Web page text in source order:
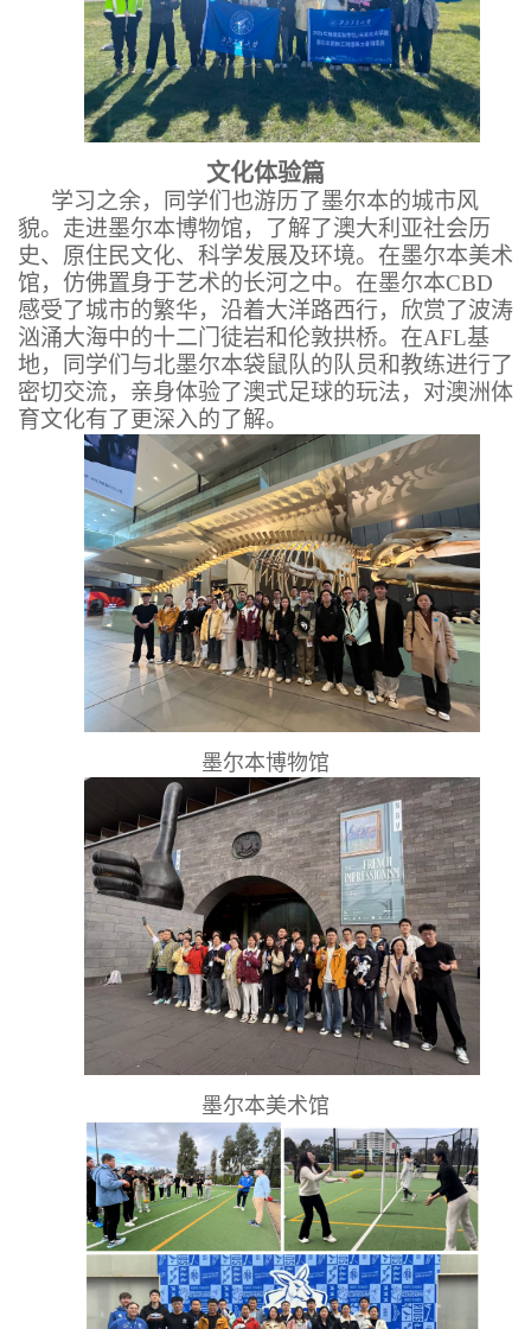
文化体验篇
学习之余，同学们也游历了墨尔本的城市风
貌。走进墨尔本博物馆，了解了澳大利亚社会历
史、原住民文化、科学发展及环境。在墨尔本美术
馆，仿佛置身于艺术的长河之中。在墨尔本CBD
感受了城市的繁华，沿着大洋路西行，欣赏了波涛
汹涌大海中的十二门徒岩和伦敦拱桥。在AFL基
地，同学们与北墨尔本袋鼠队的队员和教练进行了
密切交流，亲身体验了澳式足球的玩法，对澳洲体
育文化有了更深入的了解。
墨尔本博物馆
墨尔本美术馆